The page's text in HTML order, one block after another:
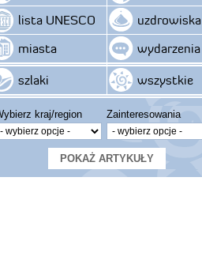
lista UNESCO
miasta
szlaki
uzdrowiska
wydarzenia
wszystkie
kraj/region Zainteresowania